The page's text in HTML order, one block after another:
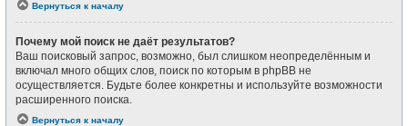
Вернуться к началу
Почему мой поиск не даёт результатов?
Ваш поисковый запрос, возможно, был слишком неопределённым и
включал много общих слов, поиск по которым в phpBB не
осуществляется. Будьте более конкретны и используйте возможности
расширенного поиска.
Вернуться к началу